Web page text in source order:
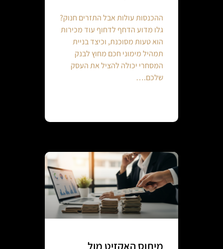
ההכנסות עולות אבל התזרים חנוק?
גלו מדוע הדחף לדחוף עוד מכירות
הוא טעות מסוכנת, וכיצד בניית
תמהיל מימוני חכם מחוץ לבנק
המסחרי יכולה להציל את העסק
שלכם.…
מיתוס האקזיט מול